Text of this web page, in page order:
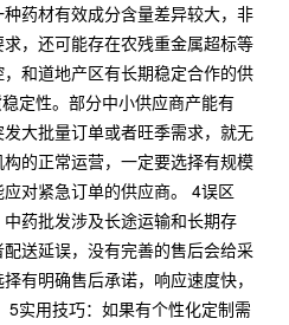
药材有效成分含量差异较大，非
，还可能存在农残重金属超标等
和道地产区有长期稳定合作的供
定性。部分中小供应商产能有
大批量订单或者旺季需求，就无
的正常运营，一定要选择有规模
对紧急订单的供应商。 4误区
药批发涉及长途运输和长期存
送延误，没有完善的售后会给采
有明确售后承诺，响应速度快，
5实用技巧：如果有个性化定制需